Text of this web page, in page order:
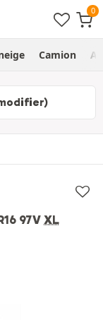
Camion
97V XL